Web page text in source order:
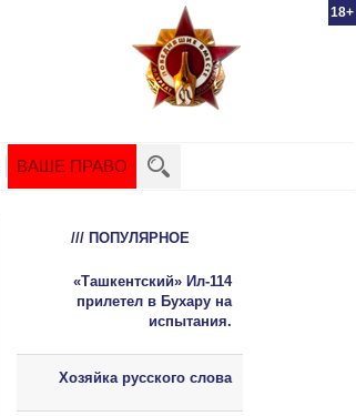
18+
ВАШЕ ПРАВО
/// ПОПУЛЯРНОЕ
«Ташкентский» Ил-114
прилетел в Бухару на
испытания.
Хозяйка русского слова